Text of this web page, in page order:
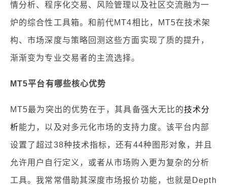
情分析、程序化交易、风险管理以及社区交流融为一
炉的综合性工具箱。和前代MT4相比，MT5在技术架
构、市场深度与策略回测这些方面实现了质的提升，
渐渐变为专业交易者的主流选择。
MT5平台有哪些核心优势
MT5最为突出的优势在于，其具备强大无比的技术分
析能力，以及对多元化市场的支持力度。该平台内部
设置了超过38种技术指标，还有44种图形对象，并且
允许用户自行定义，或者从市场购入更为复杂的分析
工具。我常常借助其深度市场报价功能，也就是Depth